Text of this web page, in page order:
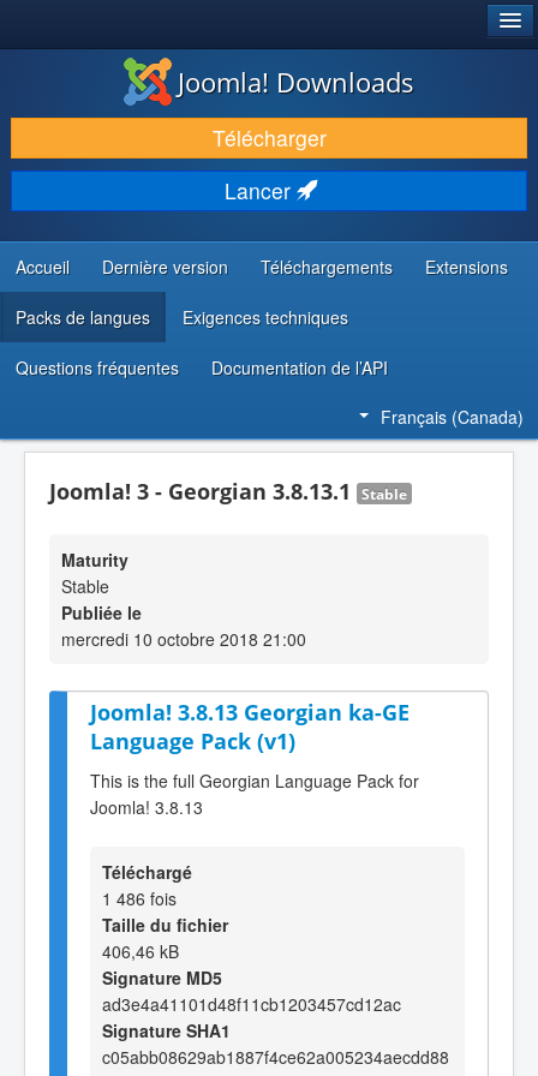
TÉLÉCHARGER & ENRICHIR
DÉCOUVRIR & APPRENDRE
COMMUNAUTÉ & SUPPORT
RESSOURCES DÉVELOPPEURS
Joomla! Downloads
Télécharger
Lancer
Accueil Dernière version Téléchargements Extensions
Packs de langues Exigences techniques
Questions fréquentes Documentation de l’API
Français (Canada)
Joomla! 3 - Georgian 3.8.13.1 Stable
Maturity
Stable
Publiée le
mercredi 10 octobre 2018 21:00
Joomla! 3.8.13 Georgian ka-GE
Language Pack (v1)
This is the full Georgian Language Pack for
Joomla! 3.8.13
Téléchargé
1 486 fois
Taille du fichier
406,46 kB
Signature MD5
ad3e4a41101d48f11cb1203457cd12ac
Signature SHA1
c05abb08629ab1887f4ce62a005234aecdd88